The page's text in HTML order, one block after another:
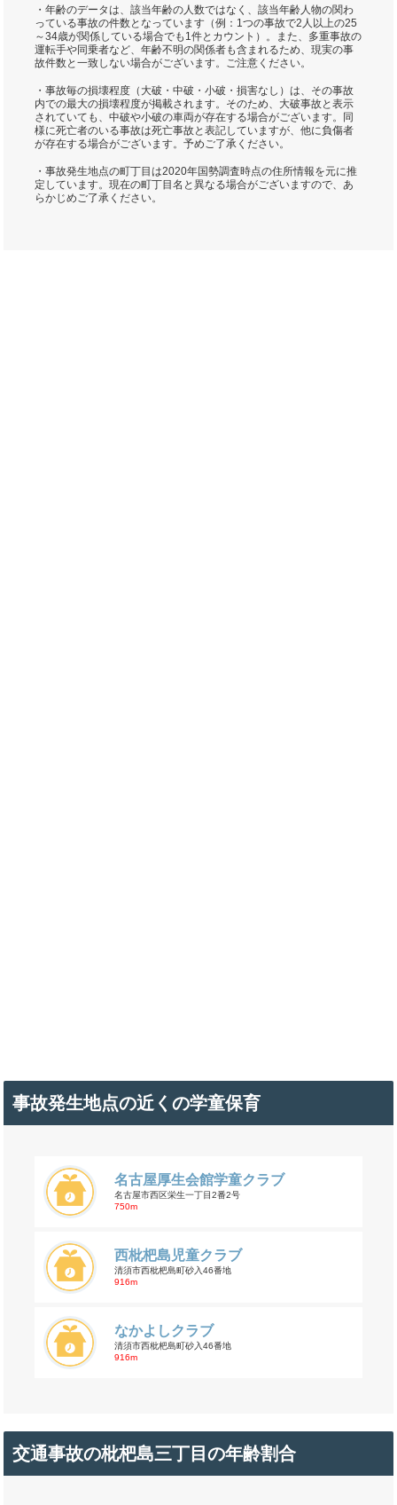
・年齢のデータは、該当年齢の人数ではなく、該当年齢人物の関わ
っている事故の件数となっています（例：1つの事故で2人以上の25
～34歳が関係している場合でも1件とカウント）。また、多重事故の
運転手や同乗者など、年齢不明の関係者も含まれるため、現実の事
故件数と一致しない場合がございます。ご注意ください。
・事故毎の損壊程度（大破・中破・小破・損害なし）は、その事故
内での最大の損壊程度が掲載されます。そのため、大破事故と表示
されていても、中破や小破の車両が存在する場合がございます。同
様に死亡者のいる事故は死亡事故と表記していますが、他に負傷者
が存在する場合がございます。予めご了承ください。
・事故発生地点の町丁目は2020年国勢調査時点の住所情報を元に推
定しています。現在の町丁目名と異なる場合がございますので、あ
らかじめご了承ください。
事故発生地点の近くの学童保育
名古屋厚生会館学童クラブ
名古屋市西区栄生一丁目2番2号
750m
西枇杷島児童クラブ
清須市西枇杷島町砂入46番地
916m
なかよしクラブ
清須市西枇杷島町砂入46番地
916m
交通事故の枇杷島三丁目の年齢割合